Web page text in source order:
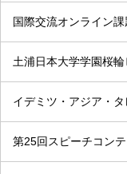
国際交流オンライン
土浦日本大学学園桜
イデミツ・アジア・
第25回スピーチコンテ